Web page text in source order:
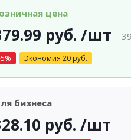
цена
руб. /шт
5% Экономия 20руб.
бизнеса
руб. /шт